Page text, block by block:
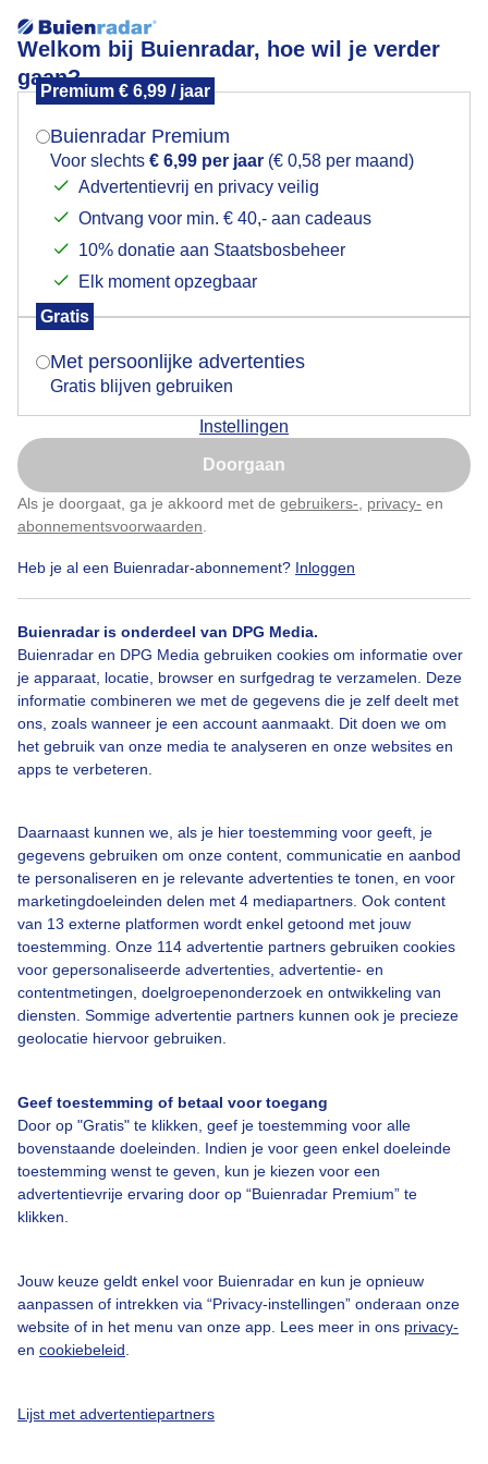
Welkom bij Buienradar, hoe wil je verder
gaan?
Premium € 6,99 / jaar
Buienradar Premium
Voor slechts € 6,99 per jaar (€ 0,58 per maand)
Advertentievrij en privacy veilig
Ontvang voor min. € 40,- aan cadeaus
10% donatie aan Staatsbosbeheer
Elk moment opzegbaar
Gratis
Met persoonlijke advertenties
Gratis blijven gebruiken
Instellingen
Doorgaan
Als je doorgaat, ga je akkoord met de gebruikers- privacy- en
abonnementsvoorwaarden
Heb je al een Buienradar-abonnement? Inloggen
Buienradar is onderdeel van DPG Media.
Buienradar en DPG Media gebruiken cookies om informatie over
je apparaat, locatie, browser en surfgedrag te verzamelen. Deze
informatie combineren we met de gegevens die je zelf deelt met
ons, zoals wanneer je een account aanmaakt. Dit doen we om
het gebruik van onze media te analyseren en onze websites en
apps te verbeteren.
Daarnaast kunnen we, als je hier toestemming voor geeft, je
gegevens gebruiken om onze content, communicatie en aanbod
te personaliseren en je relevante advertenties te tonen, en voor
marketingdoeleinden delen met 4 mediapartners. Ook content
van 13 externe platformen wordt enkel getoond met jouw
toestemming. Onze 114 advertentie partners gebruiken cookies
voor gepersonaliseerde advertenties, advertentie- en
contentmetingen, doelgroepenonderzoek en ontwikkeling van
diensten. Sommige advertentie partners kunnen ook je precieze
geolocatie hiervoor gebruiken.
Geef toestemming of betaal voor toegang
Door op "Gratis" te klikken, geef je toestemming voor alle
bovenstaande doeleinden. Indien je voor geen enkel doeleinde
toestemming wenst te geven, kun je kiezen voor een
advertentievrije ervaring door op “Buienradar Premium” te
klikken.
Jouw keuze geldt enkel voor Buienradar en kun je opnieuw
aanpassen of intrekken via “Privacy-instellingen” onderaan onze
website of in het menu van onze app. Lees meer in ons privacy-
en cookiebeleid
Lijst met advertentiepartners
En dan weer veel blauw!
Helder weer, de Europoort is goed te zien
Door: Maddy Koster Gemaakt: 15-07-2023, 153x bekeken
Bekijk slideshow
Een moment geduld aub...
Over Buienradar
Veelgestelde vragen
Contact
Toegankelijkheid
Buienradar Team
Privacy beleid
Privacy instellingen
Mogen we je locatie gebruiken voor het
Indien je hier nog geen akkoord op hebt gegeven,
verschijnt er zo een pop-up uit je browser waarin
Is goed, toon de popup
Nu niet, misschien later
Klik hierom dit aan te passen